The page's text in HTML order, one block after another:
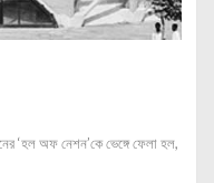
‘হল অফ নেশন’কে ভেঙ্গে ফেলা হল,